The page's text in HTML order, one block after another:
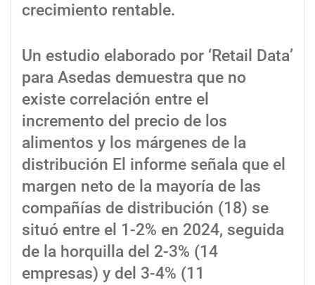
crecimiento rentable.
Un estudio elaborado por ‘Retail Data’
para Asedas demuestra que no
existe correlación entre el
incremento del precio de los
alimentos y los márgenes de la
distribución El informe señala que el
margen neto de la mayoría de las
compañías de distribución (18) se
situó entre el 1-2% en 2024, seguida
de la horquilla del 2-3% (14
empresas) y del 3-4% (11